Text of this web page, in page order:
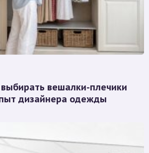
вешалки-плечики
дизайнера одежды